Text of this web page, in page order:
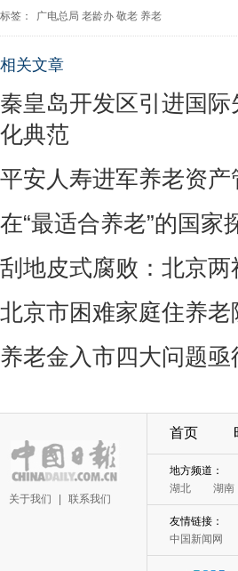
标签： 广电总局 老龄办 敬老 养老
相关文章
秦皇岛开发区引进国
化典范
平安人寿进军养老资产
在“最适合养老”的国家
刮地皮式腐败：北京
北京市困难家庭住养
养老金入市四大问题亟
关于我们 联系我们
首页
地方频道：
湖北
湖南
友情链接：
中国新闻网